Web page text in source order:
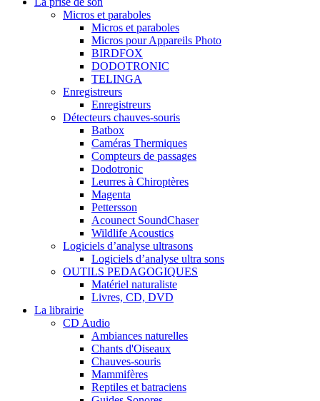
Micros et paraboles
Micros et paraboles
Micros pour Appareils Photo
BIRDFOX
DODOTRONIC
TELINGA
Enregistreurs
Enregistreurs
Détecteurs chauves-souris
Batbox
Caméras Thermiques
Compteurs de passages
Dodotronic
Leurres à Chiroptères
Magenta
Pettersson
Acounect SoundChaser
Wildlife Acoustics
Logiciels d’analyse ultrasons
Logiciels d’analyse ultra sons
OUTILS PEDAGOGIQUES
Matériel naturaliste
Livres, CD, DVD
La librairie
CD Audio
Ambiances naturelles
Chants d'Oiseaux
Chauves-souris
Mammifères
Reptiles et batraciens